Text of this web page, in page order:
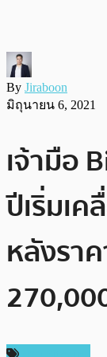
By Jiraboon
มิถุนายน 6, 2021
เจ้ามือ
ปีเริ่มเ
หลังรา